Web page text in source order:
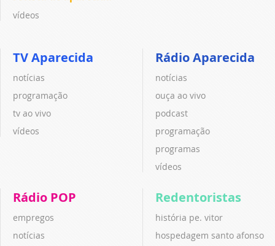
vídeos
TV Aparecida
notícias
programação
tv ao vivo
vídeos
Rádio Aparecida
notícias
ouça ao vivo
podcast
programação
programas
vídeos
Rádio POP
empregos
notícias
Redentoristas
história pe. vitor
hospedagem santo afonso